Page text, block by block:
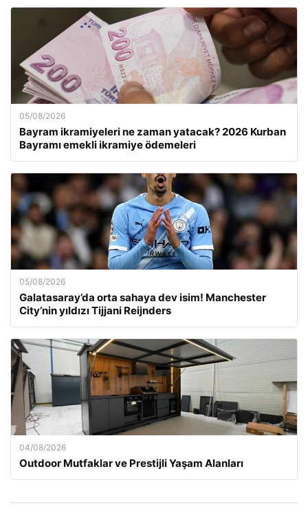
05/08/2026
Bayram ikramiyeleri ne zaman yatacak? 2026 Kurban
Bayramı emekli ikramiye ödemeleri
05/08/2026
Galatasaray’da orta sahaya dev isim! Manchester
City’nin yıldızı Tijjani Reijnders
04/08/2026
Outdoor Mutfaklar ve Prestijli Yaşam Alanları